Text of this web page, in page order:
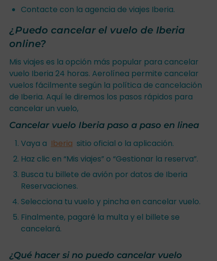
Contacte con la agencia de viajes Iberia.
¿Puedo cancelar el vuelo de Iberia
online?
Mis viajes es la opción más popular para cancelar
vuelo Iberia 24 horas. Aerolínea permite cancelar
vuelos fácilmente según la política de cancelación
de Iberia. Aquí le diremos los pasos rápidos para
cancelar un vuelo,
Cancelar vuelo Iberia paso a paso en linea
Vaya a Iberia sitio oficial o la aplicación.
Haz clic en “Mis viajes” o “Gestionar la reserva”.
Busca tu billete de avión por datos de Iberia
Reservaciones.
Selecciona tu vuelo y pincha en cancelar vuelo.
Finalmente, pagaré la multa y el billete se
cancelará.
¿Qué hacer si no puedo cancelar vuelo